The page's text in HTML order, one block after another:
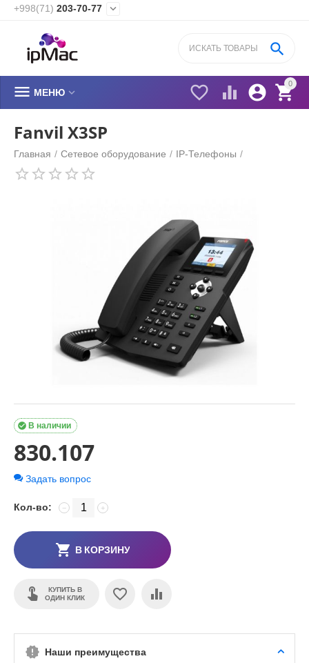
+998(71) 203-70-77 
0


 

 МЕНЮ 
Fanvil X3SP
Главная / Сетевое оборудование / IP-Телефоны /
В наличии

830.107
Задать вопрос
Кол-во: +
−
В КОРЗИНУ
КУПИТЬ В
ОДИН КЛИК
Наши преимущества